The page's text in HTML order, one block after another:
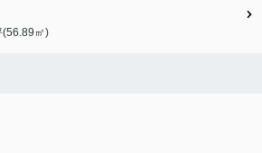
(56.89㎡)